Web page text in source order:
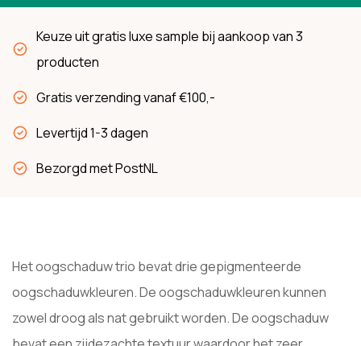
Keuze uit gratis luxe sample bij aankoop van 3
producten
Gratis verzending vanaf €100,-
Levertijd 1-3 dagen
Bezorgd met PostNL
Het oogschaduw trio bevat drie gepigmenteerde
oogschaduwkleuren. De oogschaduwkleuren kunnen
zowel droog als nat gebruikt worden. De oogschaduw